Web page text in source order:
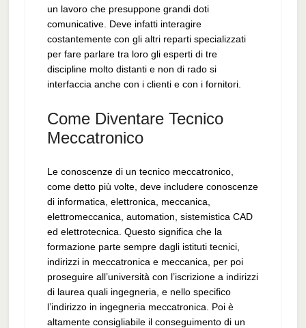
un lavoro che presuppone grandi doti
comunicative. Deve infatti interagire
costantemente con gli altri reparti specializzati
per fare parlare tra loro gli esperti di tre
discipline molto distanti e non di rado si
interfaccia anche con i clienti e con i fornitori.
Come Diventare Tecnico
Meccatronico
Le conoscenze di un tecnico meccatronico,
come detto più volte, deve includere conoscenze
di informatica, elettronica, meccanica,
elettromeccanica, automation, sistemistica CAD
ed elettrotecnica. Questo significa che la
formazione parte sempre dagli istituti tecnici,
indirizzi in meccatronica e meccanica, per poi
proseguire all’università con l’iscrizione a indirizzi
di laurea quali ingegneria, e nello specifico
l’indirizzo in ingegneria meccatronica. Poi è
altamente consigliabile il conseguimento di un